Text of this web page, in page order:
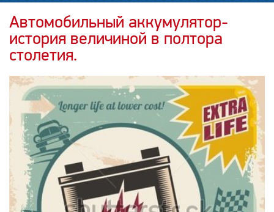
ДОСТАВКА
НОВОСТИ
СТАТЬИ
О НАС
КОНТАКТЫ
Автомобильный аккумулятор-
история величиной в полтора
столетия.